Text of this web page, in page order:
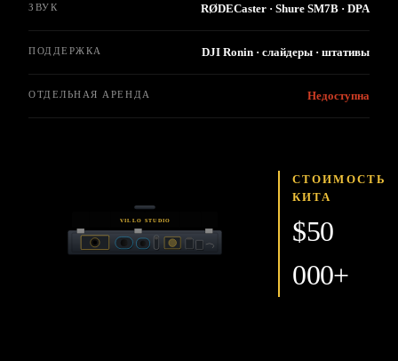
ЗВУК RØDECaster · Shure SM7B · DPA
ПОДДЕРЖКА DJI Ronin · слайдеры · штативы
ОТДЕЛЬНАЯ АРЕНДА Недоступна
VILLO STUDIO
СТОИМОСТЬ
КИТА
$50
000+